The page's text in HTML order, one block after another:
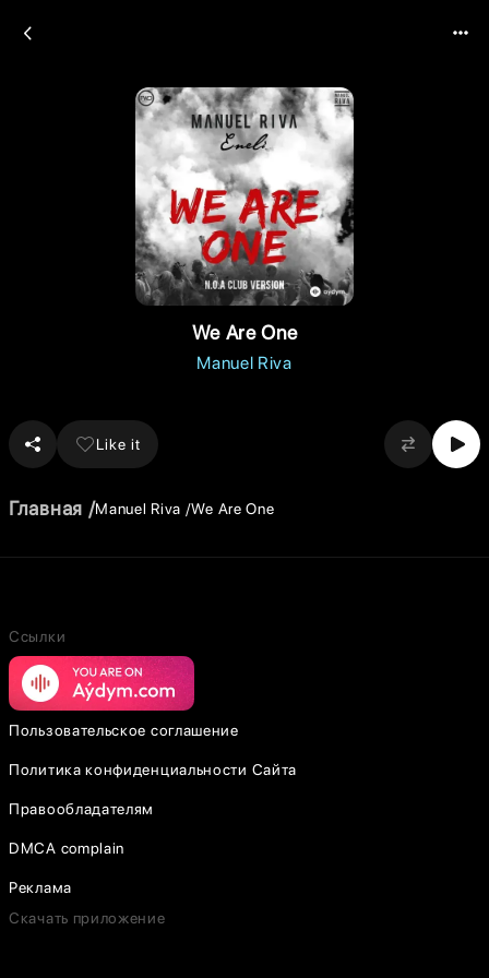
We Are One
Manuel Riva
Like it
Главная Manuel Riva We Are One
Ссылки
Пользовательское соглашение
Политика конфиденциальности Сайта
Правообладателям
DMCA complain
Реклама
Скачать приложение